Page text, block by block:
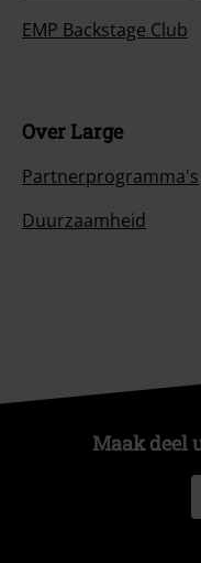
EMP Backstage Club
Over Large
Partnerprogramma's
Duurzaamheid
Maak deel